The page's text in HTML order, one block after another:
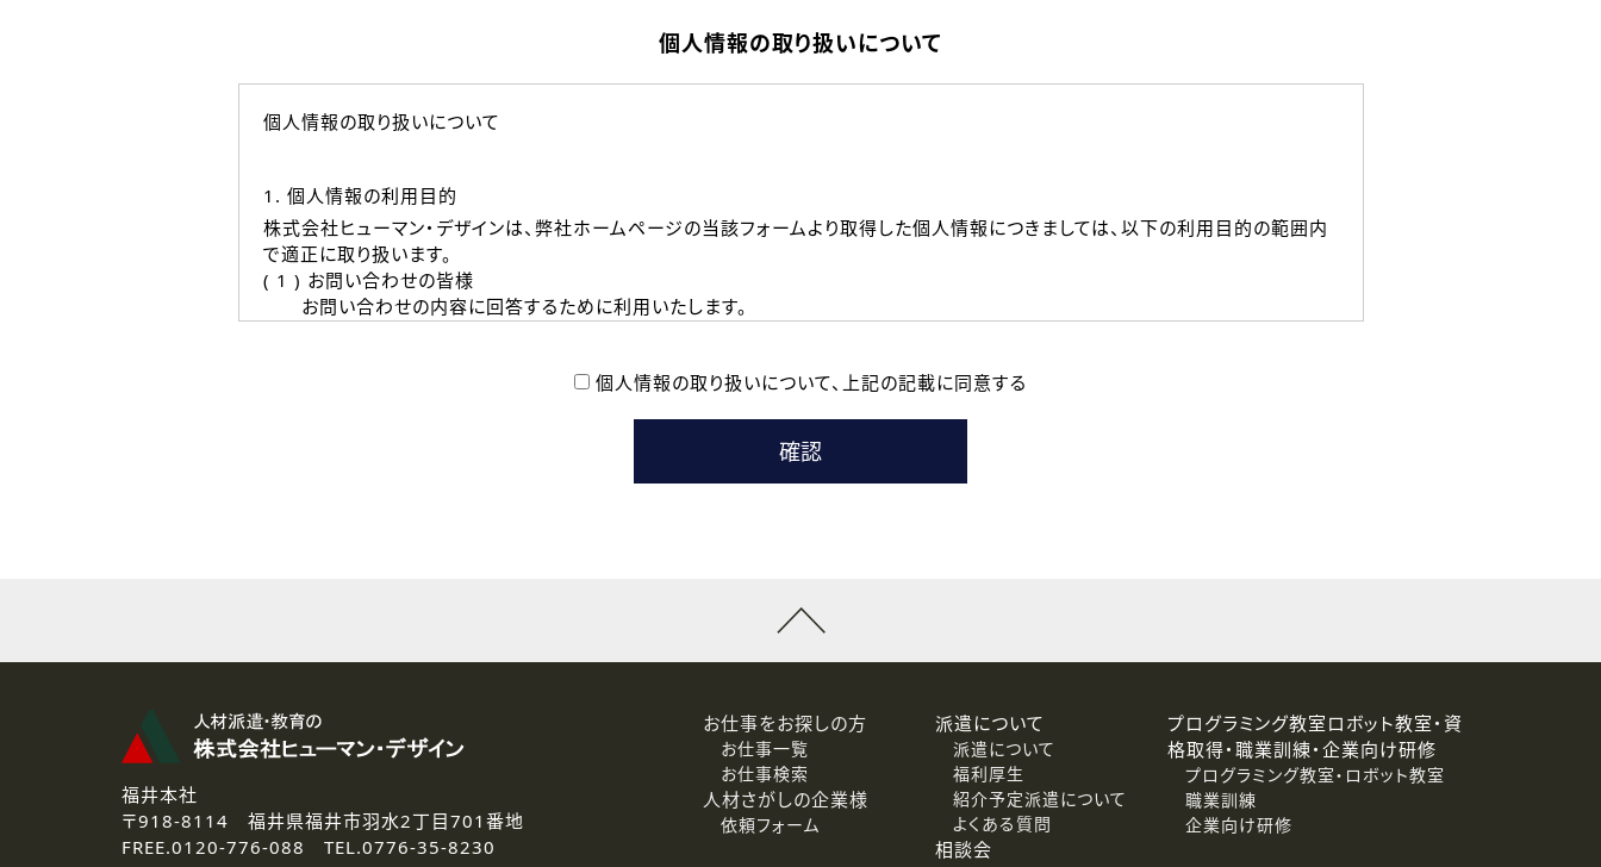
個人情報の取り扱いについて
個人情報の取り扱いについて
1. 個人情報の利用目的
株式会社ヒューマン・デザインは、弊社ホームページの当該フォームより取得した個人情報につきましては、以下の利用目的の範囲内
で適正に取り扱います。
( 1 ) お問い合わせの皆様
お問い合わせの内容に回答するために利用いたします。
本登録に関するご連絡および本登録時の参考情報として利用いたします。
なお、ご連絡手段は、電話・Ｅメールのいずれかの方法といたします。
3.個人情報の取り扱いの委託
弊社の定める個人情報保護の評価基準を満たした委託先に、個人情報を委託する場合があります。
4.個人情報の開示等について
ご提供いただいた個人情報の開示等（利用目的の通知、開示、訂正、追加または削除、利用の停止、消去および第三者への提供停止）
個人情報の取り扱いについて、 上記の記載に同意する
福井本社
〒918-8114 福井県福井市羽水2丁目701番地
FREE.0120-776-088 TEL.0776-35-8230
お仕事をお探しの方
お仕事一覧
お仕事検索
人材さがしの企業様
依頼フォーム
派遣について
派遣について
福利厚生
紹介予定派遣について
よくある質問
相談会
プログラミング教室ロボット教室・資
格取得・職業訓練・企業向け研修
プログラミング教室・ロボット教室
職業訓練
企業向け研修